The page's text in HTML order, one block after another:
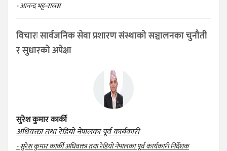
- आनन्द भट्ट-रासस
विचारः सार्वजनिक सेवा प्रशारण संस्थाको सञ्चालनका चुनौती
र सुधारको अपेक्षा
सुरेश कुमार कार्की
अधिवक्ता तथा रेडियो नेपालका पूर्व कार्यकारी
- सुरेश कुमार कार्की अधिवक्ता तथा रेडियो नेपालका पूर्व कार्यकारी निर्देशक